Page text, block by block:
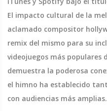
El impacto cultural de la
aclamado compositor
remix del mismo para su
videojuegos más populares
demuestra la poderosa
el himno ha establecido
con audiencias más amplias.